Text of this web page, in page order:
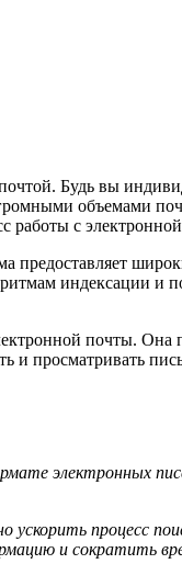
Будь вы
объемами
работы с
индексации
почты. Она
просматривать
электронных
ускорить процесс
и сократить